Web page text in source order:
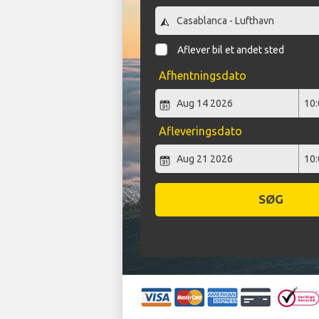
Aflever bil et andet sted
Afhentningsdato
Afleveringsdato
SØG